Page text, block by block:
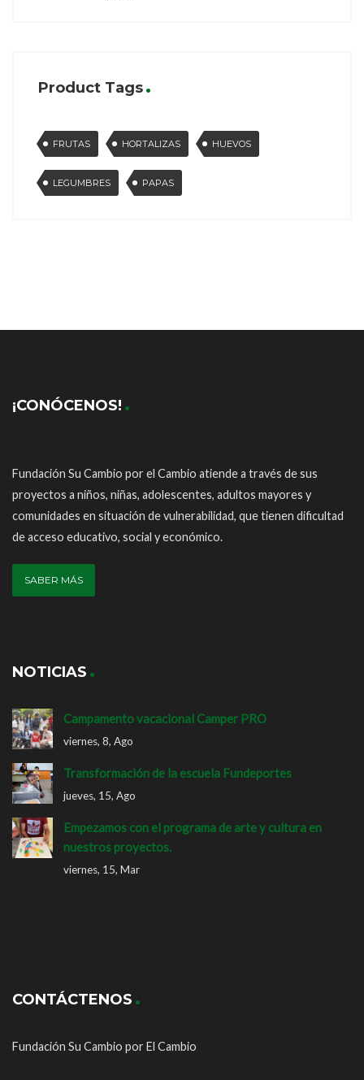
Product Tags
FRUTAS HORTALIZAS HUEVOS
LEGUMBRES PAPAS
¡CONÓCENOS!
Fundación Su Cambio por el Cambio atiende a través de sus
proyectos a niños, niñas, adolescentes, adultos mayores y
comunidades en situación de vulnerabilidad, que tienen dificultad
de acceso educativo, social y económico.
SABER MÁS
NOTICIAS
Campamento vacacional Camper PRO
viernes, 8, Ago
Transformación de la escuela Fundeportes
jueves, 15, Ago
Empezamos con el programa de arte y cultura en
nuestros proyectos.
viernes, 15, Mar
CONTÁCTENOS
Fundación Su Cambio por El Cambio